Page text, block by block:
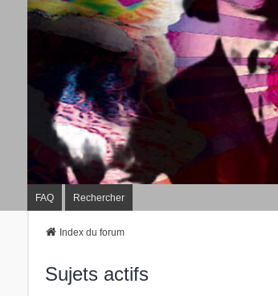
FAQ Rechercher
Index du forum
Sujets actifs